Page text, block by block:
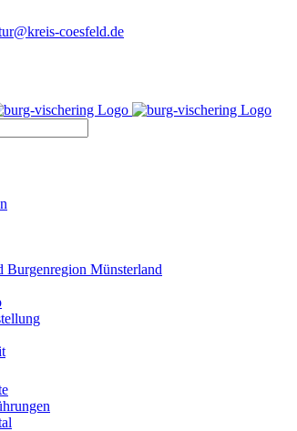
coesfeld.de
Burgenregion Münsterland